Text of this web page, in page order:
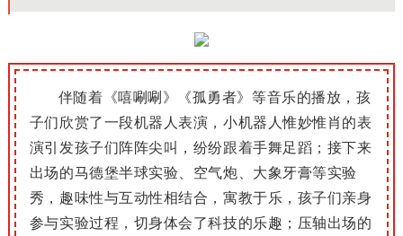
伴随着《嘻唰唰》《孤勇者》等音乐的播放，孩
子们欣赏了一段机器人表演，小机器人惟妙惟肖的表
演引发孩子们阵阵尖叫，纷纷跟着手舞足蹈；接下来
出场的马德堡半球实验、空气炮、大象牙膏等实验
秀，趣味性与互动性相结合，寓教于乐，孩子们亲身
参与实验过程，切身体会了科技的乐趣；压轴出场的